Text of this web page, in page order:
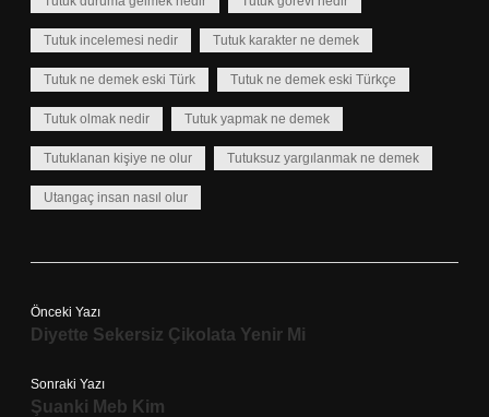
Tutuk incelemesi nedir Tutuk karakter ne demek
Tutuk ne demek eski Türk Tutuk ne demek eski Türkçe
Tutuk olmak nedir Tutuk yapmak ne demek
Tutuklanan kişiye ne olur Tutuksuz yargılanmak ne demek
Utangaç insan nasıl olur
Önceki Yazı
Diyette Sekersiz Çikolata Yenir Mi
Sonraki Yazı
Şuanki Meb Kim